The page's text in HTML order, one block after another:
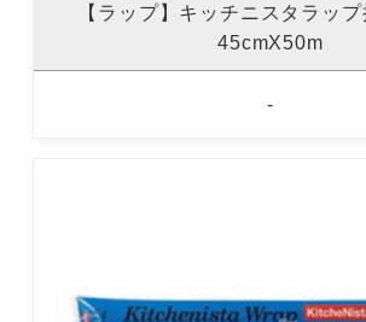
【ラップ】キッチニスタラッ
45cmX50m
-